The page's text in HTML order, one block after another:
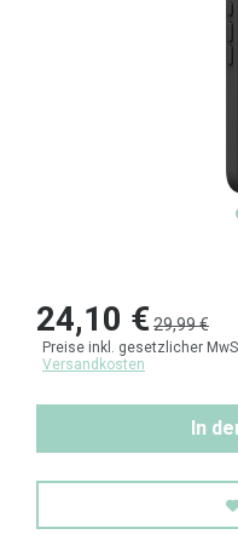
24,10 €29,99 €
Preise inkl. gesetzlicher
Versandkosten
In